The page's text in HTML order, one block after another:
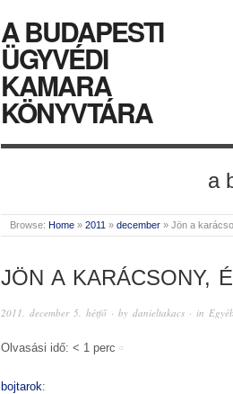
A BUDAPESTI
ÜGYVÉDI
KAMARA
KÖNYVTÁRA
a
Browse: Home » 2011 » december » Jön a
JÖN A KARÁCSONY,
2011. december 5. hétfő · by danieltakacs · in Egyéb
Olvasási idő: < 1 perc
bojtarok: